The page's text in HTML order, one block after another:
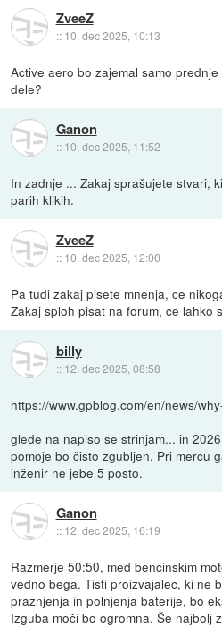
ZveeZ
:: 10. dec 2025, 10:13
Active aero bo zajemal samo
dele?
Ganon
:: 10. dec 2025, 11:52
In zadnje ... Zakaj sprašujete stvari,
parih klikih.
ZveeZ
:: 10. dec 2025, 12:00
Pa tudi zakaj pisete mnenja, ce
Zakaj sploh pisat na forum, ce lahko
billy
:: 12. dec 2025, 08:58
https://www.gpblog.com/en/news/
glede na napiso se strinjam... in
pomoje bo čisto zgubljen. Pri mercu
inženir ne jebe 5 posto.
Ganon
:: 12. dec 2025, 16:19
Razmerje 50:50, med bencinskim
vedno bega. Tisti proizvajalec, ki ne
praznjenja in polnjenja baterije, bo
Izguba moči bo ogromna. Še najbolj